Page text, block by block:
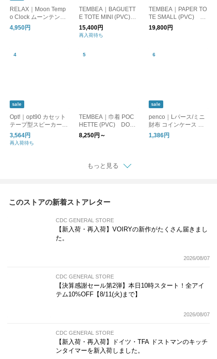
RELAX｜Moon Temp
o Clock ムーンテンポ
クロック/置時計 目覚
まし時計
4,950円
TEMBEA｜BAGUETT
E TOTE MINI (PVC)
DOG-1/トートバッグ
犬
15,400円
再入荷待ち
TEMBEA｜PAPER TO
TE SMALL (PVC) D
OG-1/トートバッグ 犬
19,800円
sale
Opt!｜opt90 カセット
テープ型スピーカー/B
luetooth
3,564円
再入荷待ち
TEMBEA｜巾着 POC
HETTE (PVC) DOG-
1/ポシェット/巾着 バ
ッグ 犬
8,250円～
sale
penco｜Lパース/ミニ
財布 コインケース カ
ードケース
1,386円
もっと見る
このストアの新着ストアレター
CDC GENERAL STORE
【新入荷・再入荷】VOIRYの新作がたくさん届きまし
た。
2026/08/07
CDC GENERAL STORE
【決算感謝セール第2弾】本日10時スタート！全アイ
テム10%OFF【8/11(火)まで】
2026/08/07
CDC GENERAL STORE
【新入荷・再入荷】ドイツ・TFA ドストマンのキッチ
ンタイマーを新入荷しました。